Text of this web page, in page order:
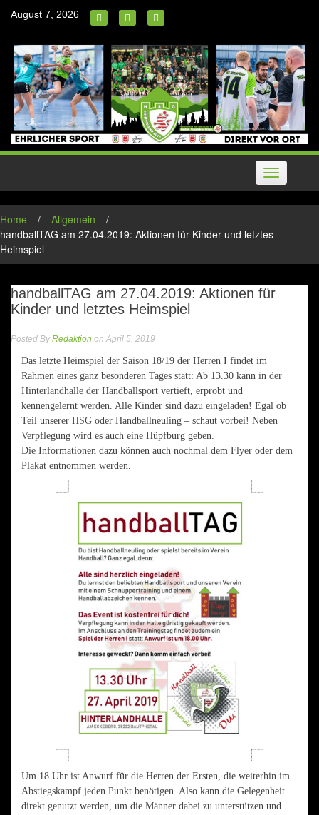
August 7, 2026
Toggle
navigation
Home / Allgemein
/
handballTAG am 27.04.2019: Aktionen für Kinder und letztes
Heimspiel
handballTAG am 27.04.2019: Aktionen für
Kinder und letztes Heimspiel
Posted ByRedaktion on April 5, 2019
Das letzte Heimspiel der Saison 18/19 der Herren I findet im
Rahmen eines ganz besonderen Tages statt: Ab 13.30 kann in der
Hinterlandhalle der Handballsport vertieft, erprobt und
kennengelernt werden. Alle Kinder sind dazu eingeladen! Egal ob
Teil unserer HSG oder Handballneuling – schaut vorbei! Neben
Verpflegung wird es auch eine Hüpfburg geben.
Die Informationen dazu können auch nochmal dem Flyer oder dem
Plakat entnommen werden.
Um 18 Uhr ist Anwurf für die Herren der Ersten, die weiterhin im
Abstiegskampf jeden Punkt benötigen. Also kann die Gelegenheit
direkt genutzt werden, um die Männer dabei zu unterstützen und